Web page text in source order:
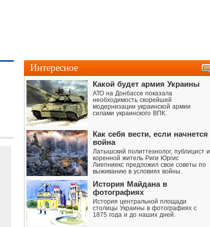
Интересное
Какой будет армия Украины
АТО на Донбассе показала
необходимость скорейшей
модернизации украинской армии
силами украинского ВПК.
Как себя вести, если начнется
война
Латышский политтехнолог, публицист и
коренной житель Риги Юргис
Лиепниекс предложил свои советы по
выживанию в условиях войны.
История Майдана в
фотографиях
История центральной площади
столицы Украины в фотографиях с
1875 года и до наших дней.